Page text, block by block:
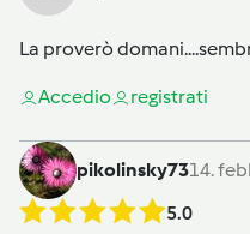
La proverò
Accedio registrati
pikolinsky7314.
5.0